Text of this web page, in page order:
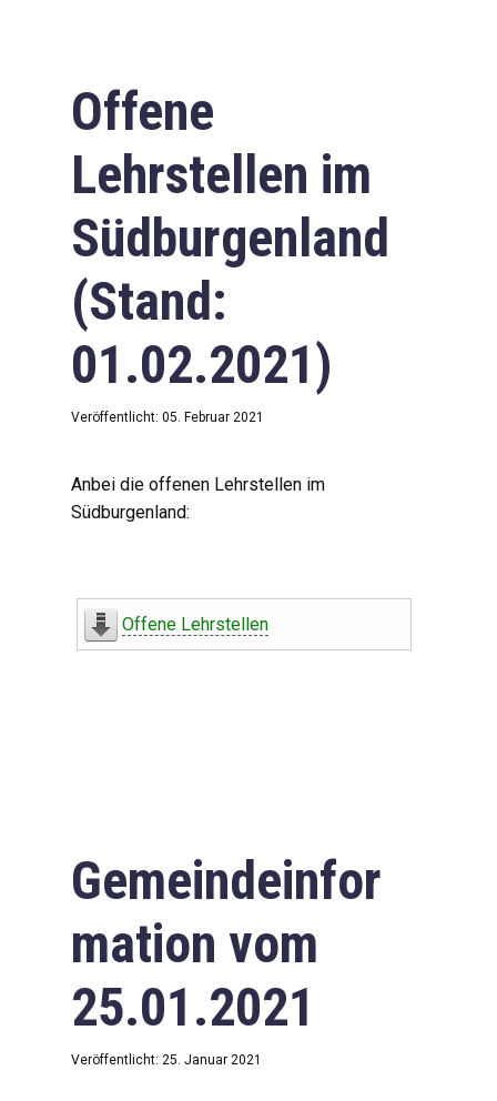
Offene
Lehrstellen im
Südburgenland
(Stand:
01.02.2021)
Veröffentlicht: 05. Februar 2021
Anbei die offenen Lehrstellen im
Südburgenland:
Offene Lehrstellen
Gemeindeinfor
mation vom
25.01.2021
Veröffentlicht: 25. Januar 2021